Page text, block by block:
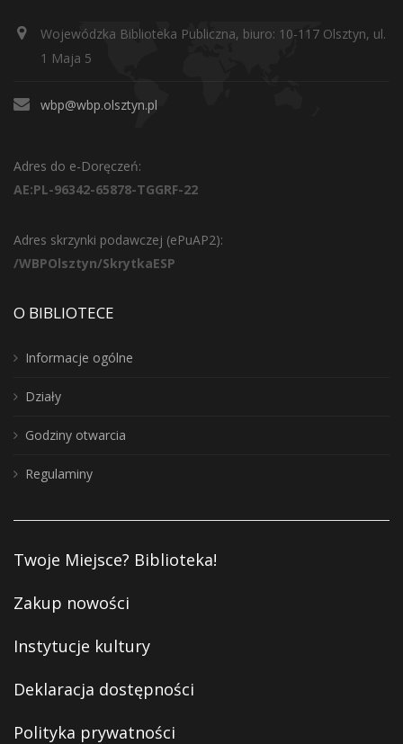
Wojewódzka Biblioteka Publiczna, biuro: 10-117 Olsztyn, ul.
1 Maja 5
wbp@wbp.olsztyn.pl
Adres do e-Doręczeń:
AE:PL-96342-65878-TGGRF-22
Adres skrzynki podawczej (ePuAP2):
/WBPOlsztyn/SkrytkaESP
O BIBLIOTECE
Informacje ogólne
Działy
Godziny otwarcia
Regulaminy
Twoje Miejsce? Biblioteka!
Zakup nowości
Instytucje kultury
Deklaracja dostępności
Polityka prywatności